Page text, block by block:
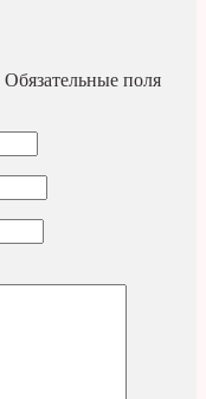
Обязательные поля